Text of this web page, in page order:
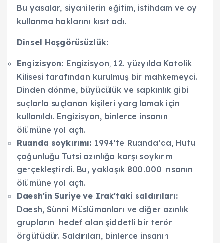
Bu yasalar, siyahilerin eğitim, istihdam ve oy
kullanma haklarını kısıtladı.
Dinsel Hoşgörüsüzlük:
Engizisyon: Engizisyon, 12. yüzyılda Katolik
Kilisesi tarafından kurulmuş bir mahkemeydi.
Dinden dönme, büyücülük ve sapkınlık gibi
suçlarla suçlanan kişileri yargılamak için
kullanıldı. Engizisyon, binlerce insanın
ölümüne yol açtı.
Ruanda soykırımı: 1994'te Ruanda'da, Hutu
çoğunluğu Tutsi azınlığa karşı soykırım
gerçekleştirdi. Bu, yaklaşık 800.000 insanın
ölümüne yol açtı.
Daesh'in Suriye ve Irak'taki saldırıları:
Daesh, Sünni Müslümanları ve diğer azınlık
gruplarını hedef alan şiddetli bir terör
örgütüdür. Saldırıları, binlerce insanın